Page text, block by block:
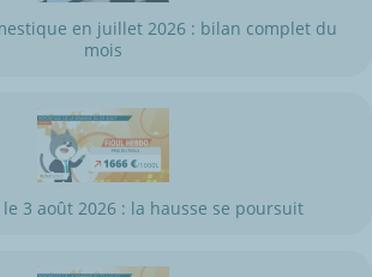
en juillet 2026 : bilan complet du
mois
3 août 2026 : la hausse se poursuit